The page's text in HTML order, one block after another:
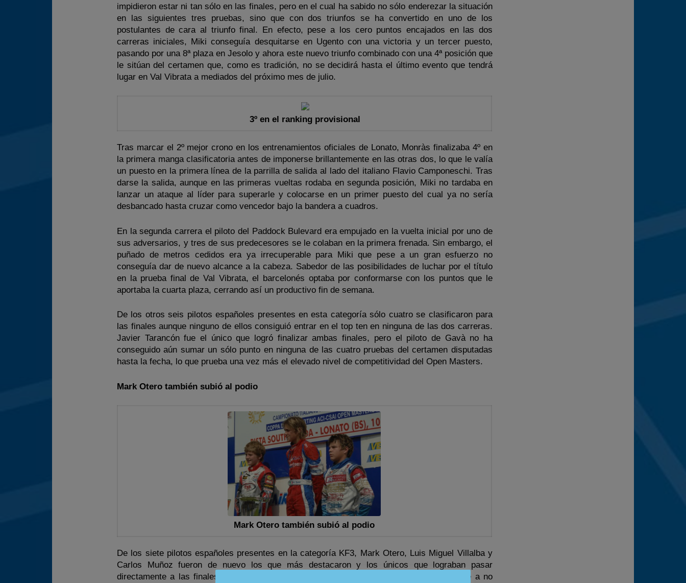
impidieron estar ni tan sólo en las finales, pero en el cual ha sabido no sólo enderezar la situación
en las siguientes tres pruebas, sino que con dos triunfos se ha convertido en uno de los
postulantes de cara al triunfo final. En efecto, pese a los cero puntos encajados en las dos
carreras iniciales, Miki conseguía desquitarse en Ugento con una victoria y un tercer puesto,
pasando por una 8ª plaza en Jesolo y ahora este nuevo triunfo combinado con una 4ª posición que
le sitúan del certamen que, como es tradición, no se decidirá hasta el último evento que tendrá
lugar en Val Vibrata a mediados del próximo mes de julio.
3º en el ranking provisional
Tras marcar el 2º mejor crono en los entrenamientos oficiales de Lonato, Monràs finalizaba 4º en
la primera manga clasificatoria antes de imponerse brillantemente en las otras dos, lo que le valía
un puesto en la primera línea de la parrilla de salida al lado del italiano Flavio Camponeschi. Tras
darse la salida, aunque en las primeras vueltas rodaba en segunda posición, Miki no tardaba en
lanzar un ataque al líder para superarle y colocarse en un primer puesto del cual ya no sería
desbancado hasta cruzar como vencedor bajo la bandera a cuadros.
En la segunda carrera el piloto del Paddock Bulevard era empujado en la vuelta inicial por uno de
sus adversarios, y tres de sus predecesores se le colaban en la primera frenada. Sin embargo, el
puñado de metros cedidos era ya irrecuperable para Miki que pese a un gran esfuerzo no
conseguía dar de nuevo alcance a la cabeza. Sabedor de las posibilidades de luchar por el título
en la prueba final de Val Vibrata, el barcelonés optaba por conformarse con los puntos que le
aportaba la cuarta plaza, cerrando así un productivo fin de semana.
De los otros seis pilotos españoles presentes en esta categoría sólo cuatro se clasificaron para
las finales aunque ninguno de ellos consiguió entrar en el top ten en ninguna de las dos carreras.
Javier Tarancón fue el único que logró finalizar ambas finales, pero el piloto de Gavà no ha
conseguido aún sumar un sólo punto en ninguna de las cuatro pruebas del certamen disputadas
hasta la fecha, lo que prueba una vez más el elevado nivel de competitividad del Open Masters.
Mark Otero también subió al podio
Mark Otero también subió al podio
De los siete pilotos españoles presentes en la categoría KF3, Mark Otero, Luis Miguel Villalba y
Carlos Muñoz fueron de nuevo los que más destacaron y los únicos que lograban pasar
directamente a las finales sin necesidad de disputar la manga de repesca. Además, pese a no